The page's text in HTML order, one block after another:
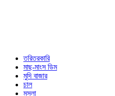
তরিতরকারি
মাছ-মাংস ডিম
মুদি বাজার
চাল
মসলা